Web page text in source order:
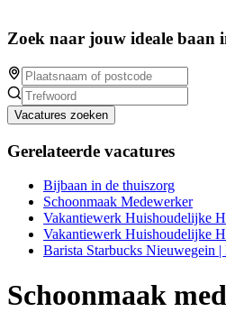
Zoek naar jouw ideale baan
Vacatures zoeken
Gerelateerde vacatures
Bijbaan in de thuiszorg
Schoonmaak Medewerker
Vakantiewerk Huishoudelijke
Vakantiewerk Huishoudelijke
Barista Starbucks Nieuwegein
Schoonmaak